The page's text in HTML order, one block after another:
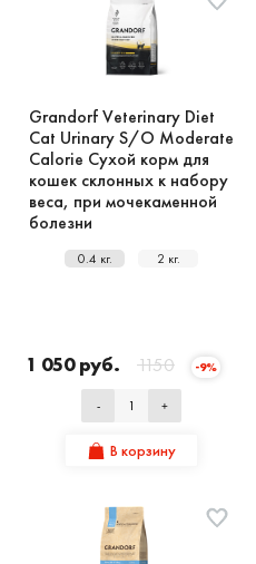
Grandorf Veterinary Diet
Cat Urinary S/O Moderate
Calorie Сухой корм для
кошек склонных к набору
веса, при мочекаменной
болезни
0.4 кг. 2 кг.
1 050 руб. 1150 -9%
- +
В корзину